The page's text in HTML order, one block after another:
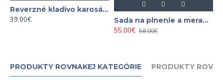
Reverzné kladivo karosárske 2,5 Kg
39,00€
Sada na plnenie a meranie tesnosti, tlaku klimatizácií
55,00€ 58,00€
PRODUKTY ROVNAKEJ KATEGÓRIE PRODUKTY